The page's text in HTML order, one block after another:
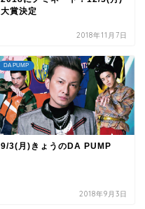
大賞決定
2018年11月7日
DA PUMP
9/3(月)きょうのDA PUMP
2018年9月3日